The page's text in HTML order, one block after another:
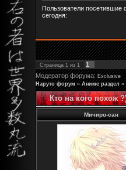
Пользователи посетившие
сегодня:
Страница 1 из 1
1
Модератор форума:Exclusive
Наруто форум » Аниме раздел »
Кто на кого похож
Мичиро-сан